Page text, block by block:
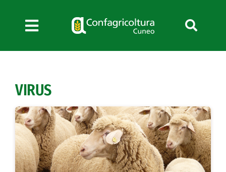
contenuto
Toggle
Navigation
News
Bandi
Formazione
Convenzioni
L’Agricoltore cuneese
VIRUS